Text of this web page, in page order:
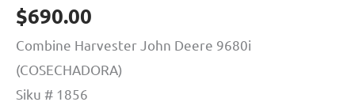
$690.00
Combine Harvester John Deere 9680i
(COSECHADORA)
Siku # 1856